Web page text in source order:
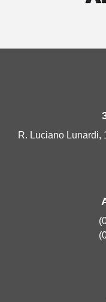
R. Luciano Lunardi,